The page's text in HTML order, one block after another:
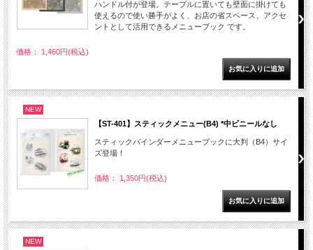
ハンドル付が登場。テーブルに置いても壁面に掛けても
使えるので使い勝手がよく、お店の省スペース、アクセ
ントとして活用できるメニューブック です。
価格： 1,460円(税込)
NEW
【ST-401】スティックメニュー(B4) *中ビニールなし
スティックバインダーメニューブックに大判（B4）サイ
ズ登場！
価格： 1,350円(税込)
NEW